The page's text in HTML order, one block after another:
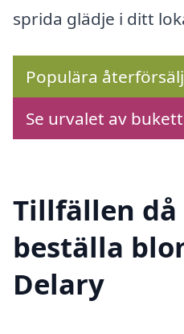
sprida glädje i ditt
Populära
Se urvalet av
Tillfällen då
beställa
Delary